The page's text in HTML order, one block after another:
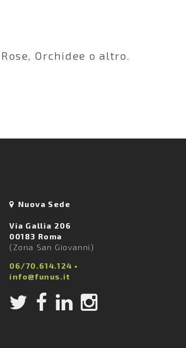
Orchidee o altro.
Nuova Sede
Via Gallia 206
00183 Roma
(Zona San Giovanni)
06/70.614.124 •
info@funus.it